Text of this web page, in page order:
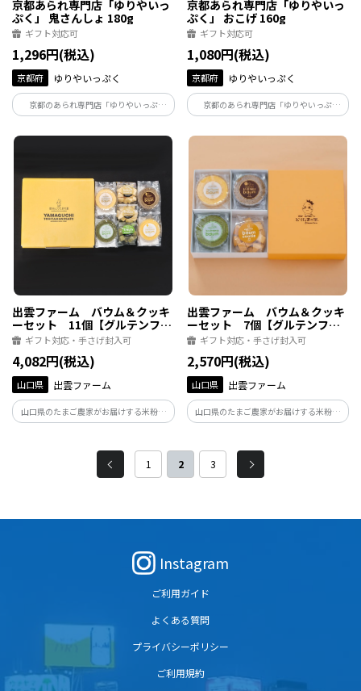
京都あられ専門店「ゆりやいっ
ぷく」 鬼さんしょ 180g
ギフト対応可
1,296円(税込)
京都府 ゆりやいっぷく
京都のあられ専門店「ゆりやいっぷ
く」。地元で愛され続ける一品をお届け
いたします。
京都あられ専門店「ゆりやいっ
ぷく」 おこげ 160g
ギフト対応可
1,080円(税込)
京都府 ゆりやいっぷく
京都のあられ専門店「ゆりやいっぷ
く」。地元で愛され続ける一品をお届け
いたします。
出雲ファーム バウム＆クッキ
ーセット 11個【グルテンフリ
ー】ギフト対応・手さげ封入可
4,082円(税込)
山口県 出雲ファーム
山口県のたまご農家がお届けする米粉の
焼き菓子 自社生産の鶏卵米たまごと、国
リーのバウムクーヘンとバウムクッキー
出雲ファーム バウム＆クッキ
ーセット 7個【グルテンフリ
ー】ギフト対応・手さげ封入可
2,570円(税込)
山口県 出雲ファーム
山口県のたまご農家がお届けする米粉の
焼き菓子 自社生産の鶏卵米たまごと、国
リーのバウムクーヘンとバウムクッキー
1 2 3
Instagram
ご利用ガイド
よくある質問
プライバシーポリシー
ご利用規約